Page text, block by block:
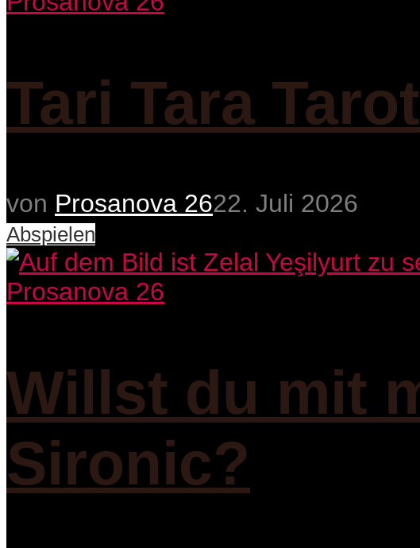
Tari Tara Tarot
von Prosanova 2622. Juli 2026
Abspielen
Prosanova 26
Willst du mit
Sironic?